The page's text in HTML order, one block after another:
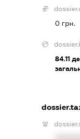
0 грн.
84.11